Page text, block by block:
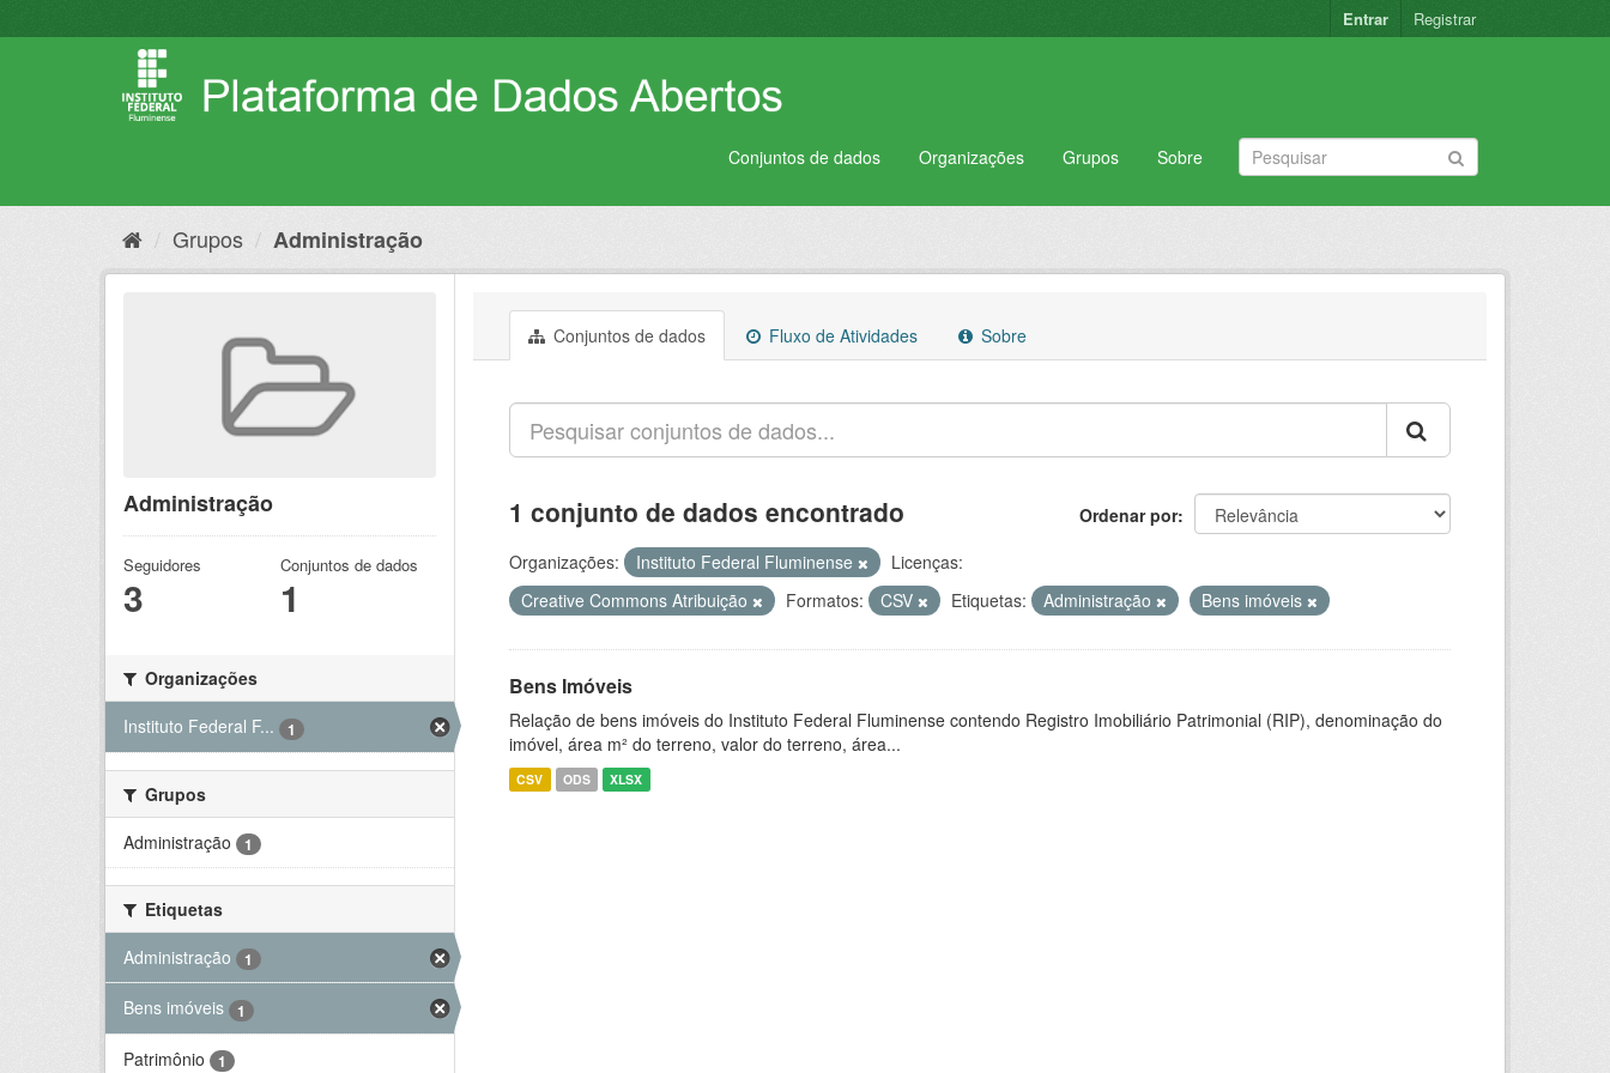
para
Entrar Registrar
Conjuntos de dados Organizações Grupos Sobre
Grupos Administração
Administração
Seguidores
3
Conjuntos de dados
1
Organizações
Instituto Federal F...
1
Grupos
Administração
1
Etiquetas
Administração
1
Bens imóveis 1
Patrimônio 1
Conjuntos de dados Fluxo de Atividades Sobre
Ordenar por
1 conjunto de dados encontrado
Organizações: Instituto Federal Fluminense
Licenças:
Creative Commons Atribuição
Formatos: CSV Etiquetas: Administração Bens imóveis
Bens Imóveis
Relação de bens imóveis do Instituto Federal Fluminense contendo Registro Imobiliário Patrimonial (RIP), denominação do
imóvel, área m² do terreno, valor do terreno, área...
CSV ODS XLSX